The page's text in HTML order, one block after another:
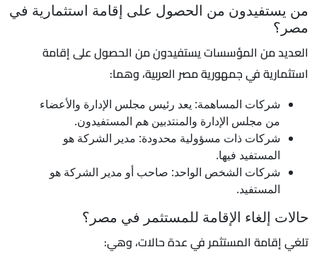
من يستفيدون من الحصول على إقامة استثمارية في
مصر؟
العديد من المؤسسات يستفيدون من الحصول على إقامة
استثمارية في جمهورية مصر العربية، وهما:
شركات المساهمة: يعد رئيس مجلس الإدارة والأعضاء
من مجلس الإدارة والمنتدبين هم المستفيدون.
شركات ذات مسؤولية محدودة: مدير الشركة هو
المستفيد فيها.
شركات الشخص الواحد: صاحب أو مدير الشركة هو
المستفيد.
حالات إلغاء الإقامة للمستثمر في مصر؟
تلغي إقامة المستثمر في عدة حالات، وهي: